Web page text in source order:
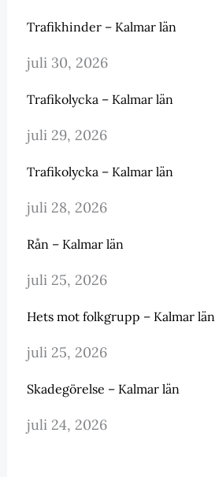
Trafikhinder – Kalmar län
juli 30, 2026
Trafikolycka – Kalmar län
juli 29, 2026
Trafikolycka – Kalmar län
juli 28, 2026
Rån – Kalmar län
juli 25, 2026
Hets mot folkgrupp – Kalmar län
juli 25, 2026
Skadegörelse – Kalmar län
juli 24, 2026